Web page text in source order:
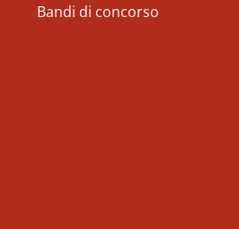
Bandi di concorso